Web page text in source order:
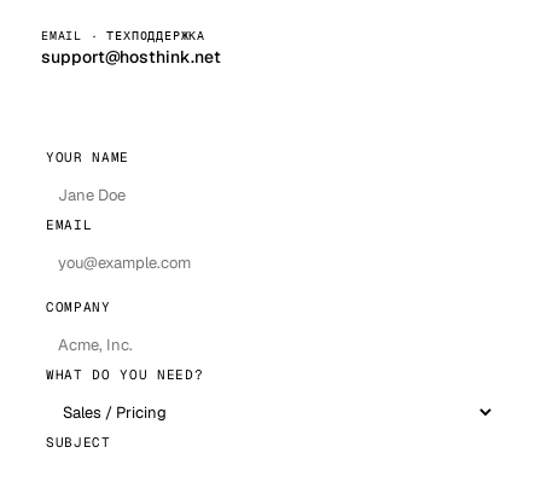
EMAIL · ТЕХПОДДЕРЖКА
support@hosthink.net
YOUR NAME
EMAIL
COMPANY
WHAT DO YOU NEED?
SUBJECT